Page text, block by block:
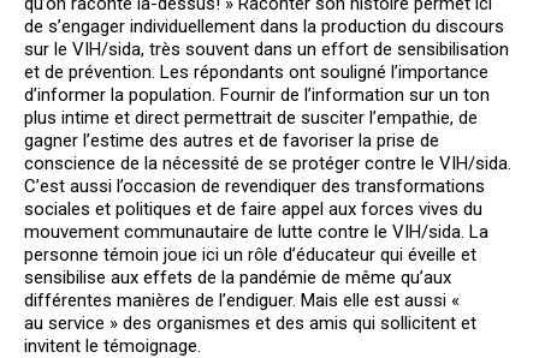
de s’engager individuellement dans la production du discours
sur le VIH/sida, très souvent dans un effort de sensibilisation
et de prévention. Les répondants ont souligné l’importance
d’informer la population. Fournir de l’information sur un ton
plus intime et direct permettrait de susciter l’empathie, de
gagner l’estime des autres et de favoriser la prise de
conscience de la nécessité de se protéger contre le VIH/sida.
C’est aussi l’occasion de revendiquer des transformations
sociales et politiques et de faire appel aux forces vives du
mouvement communautaire de lutte contre le VIH/sida. La
personne témoin joue ici un rôle d’éducateur qui éveille et
sensibilise aux effets de la pandémie de même qu’aux
différentes manières de l’endiguer. Mais elle est aussi «
au service » des organismes et des amis qui sollicitent et
invitent le témoignage.